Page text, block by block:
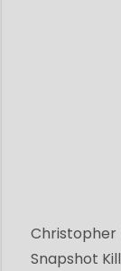
Christopher
Snapshot